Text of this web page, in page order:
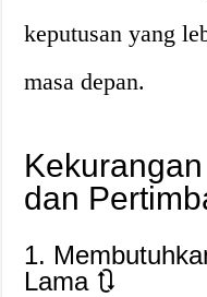
keputusan yang
masa depan.
dan
1.
Lama 🔃